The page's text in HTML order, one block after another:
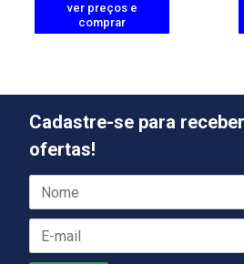
ver preços e
comprar
Cadastre-se para
ofertas!